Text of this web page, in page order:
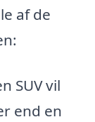
af de
SUV vil
end en